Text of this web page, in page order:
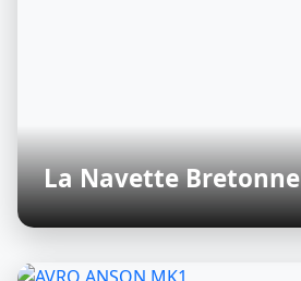
La Navette Bretonne